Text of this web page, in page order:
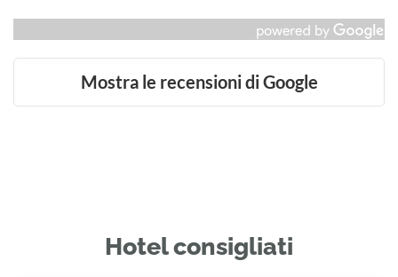
Mostra le recensioni di Google
Hotel consigliati